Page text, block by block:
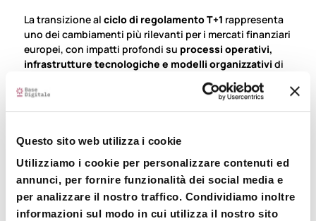
Questo sito web utilizza i cookie
Utilizziamo i cookie per personalizzare contenuti ed
annunci, per fornire funzionalità dei social media e
per analizzare il nostro traffico. Condividiamo inoltre
informazioni sul modo in cui utilizza il nostro sito
La transizione al ciclo di regolamento T+1 rappresenta
uno dei cambiamenti più rilevanti per i mercati finanziari
europei, con impatti profondi su processi operativi,
infrastrutture tecnologiche e modelli organizzativi di
banche e intermediari. La riduzione dei tempi di
settlement richiede infatti sistemi più resilienti,
continuità operativa quasi real‑time e una revisione
diverso da quello attuale.
In questo scenario Base Digitale analizza suBancaforte
come il passaggio al T+1 stiamettendo alla prova le
fondamenta operative del settore, evidenziando le
principali criticità e le leve strategiche per affrontare